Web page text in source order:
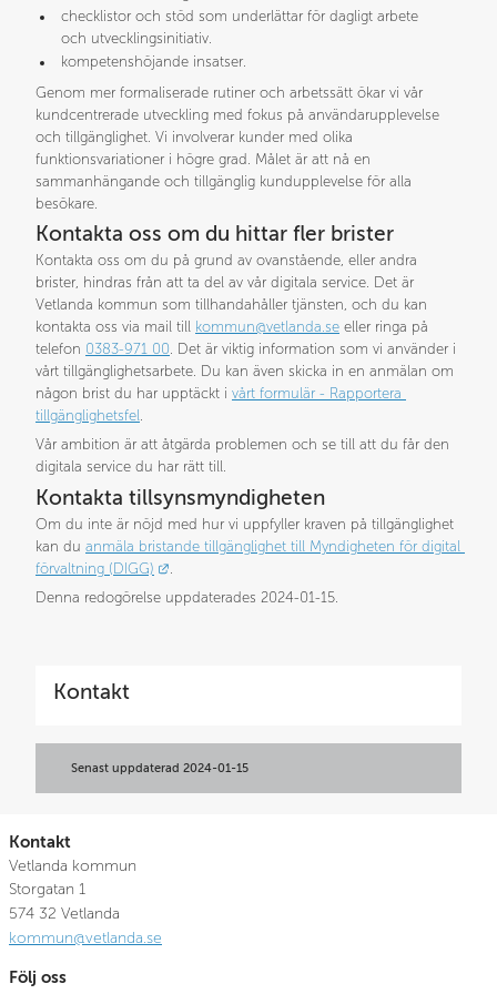
checklistor och stöd som underlättar för dagligt arbete
och utvecklingsinitiativ.
kompetenshöjande insatser.
Genom mer formaliserade rutiner och arbetssätt ökar vi vår
kundcentrerade utveckling med fokus på användarupplevelse
och tillgänglighet. Vi involverar kunder med olika
funktionsvariationer i högre grad. Målet är att nå en
sammanhängande och tillgänglig kundupplevelse för alla
besökare.
Kontakta oss om du hittar fler brister
Kontakta oss om du på grund av ovanstående, eller andra
brister, hindras från att ta del av vår digitala service. Det är
Vetlanda kommun som tillhandahåller tjänsten, och du kan
kontakta oss via mail till kommun@vetlanda.se eller ringa på
telefon 0383‑971 00. Det är viktig information som vi använder i
vårt tillgänglighetsarbete. Du kan även skicka in en anmälan om
någon brist du har upptäckt i vårt formulär - Rapportera
tillgänglighetsfel.
Vår ambition är att åtgärda problemen och se till att du får den
digitala service du har rätt till.
Kontakta tillsynsmyndigheten
Om du inte är nöjd med hur vi uppfyller kraven på tillgänglighet
kan du anmäla bristande tillgänglighet till Myndigheten för digital
förvaltning (DIGG)
Denna redogörelse uppdaterades 2024-01-15.
Kontakt
Senast uppdaterad 2024-01-15
Kontakt
Vetlanda kommun
Storgatan 1
574 32 Vetlanda
kommun@vetlanda.se
Följ oss